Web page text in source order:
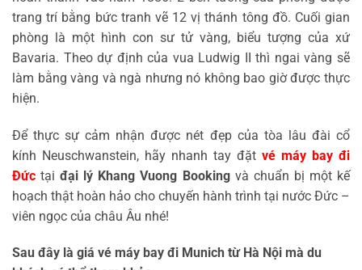
trang trí bằng bức tranh vẽ 12 vị thánh tông đồ. Cuối gian
phòng là một hình con sư tử vàng, biểu tượng của xứ
Bavaria. Theo dự định của vua Ludwig II thì ngai vàng sẽ
làm bằng vàng và ngà nhưng nó không bao giờ được thực
hiện.
Để thực sự cảm nhận được nét đẹp của tòa lâu đài cổ
kính Neuschwanstein, hãy nhanh tay đặt vé máy bay đi
Đức tạiđại lý Khang Vuong Bookingvà chuẩn bị một kế
hoạch thật hoàn hảo cho chuyến hành trình tại nước Đức –
viên ngọc của châu Âu nhé!
Sau đây là giá vé máy bay đi Munich từ Hà Nội mà du